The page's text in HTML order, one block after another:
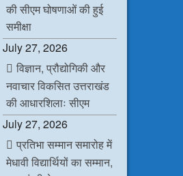
की सीएम घोषणाओं की हुई
समीक्षा
July 27, 2026
विज्ञान, प्रौद्योगिकी और
नवाचार विकसित उत्तराखंड
की आधारशिलाः सीएम
July 27, 2026
प्रतिभा सम्मान समारोह में
मेधावी विद्यार्थियों का सम्मान,